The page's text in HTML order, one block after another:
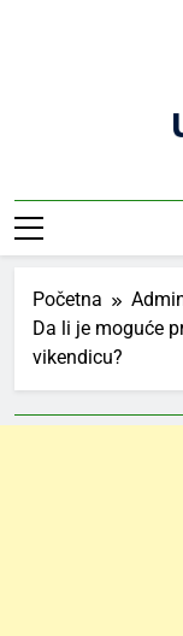
Početna
Da li je moguće
vikendicu?